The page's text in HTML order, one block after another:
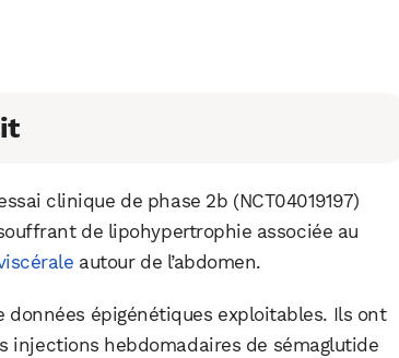
clinique de phase 2b (NCT04019197)
de lipohypertrophie associée au
autour de l’abdomen.
épigénétiques exploitables. Ils ont
injections hebdomadaires de sémaglutide